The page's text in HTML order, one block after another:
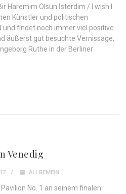
Haremim Olsun İsterdim / I wish I
Künstler und politischen
findet noch immer viel positive
äußerst gut besuchte Vernissage,
Ruthe in der Berliner
Venedig
ALLGEMEIN
No. 1 an seinem finalen